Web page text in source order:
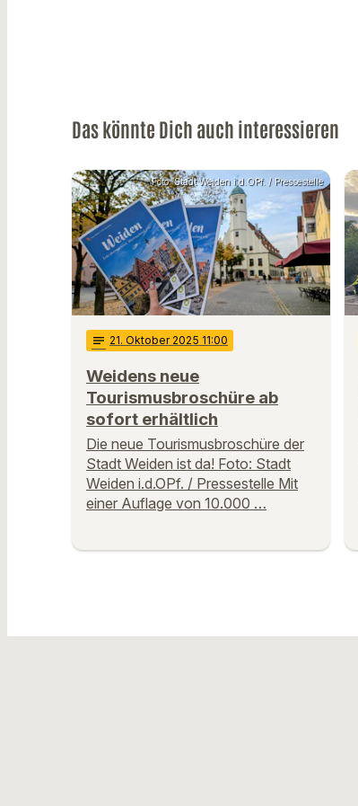
Das könnte Dich auch interessieren
Foto: Stadt Weiden i.d.OPf. / Pressestelle
notes 21. Oktober 2025 11:00
Weidens neue
Tourismusbroschüre ab
sofort erhältlich
Die neue Tourismusbroschüre der
Stadt Weiden ist da! Foto: Stadt
Weiden i.d.OPf. / Pressestelle Mit
einer Auflage von 10.000 …